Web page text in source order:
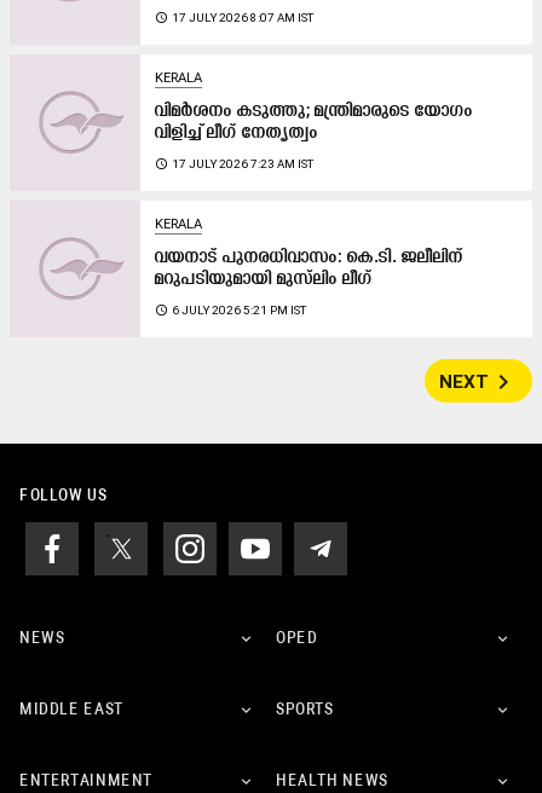
access_time 17 JULY 2026 8:07 AM IST
KERALA
വിമർശനം കടുത്തു; മന്ത്രിമാരുടെ യോഗം
വിളിച്ച് ലീഗ് നേതൃത്വം
access_time 17 JULY 2026 7:23 AM IST
KERALA
വയനാട് പുനരധിവാസം: കെ.ടി. ജലീലിന്
മറുപടിയുമായി മുസ്‍ലിം ലീഗ്
access_time 6 JULY 2026 5:21 PM IST
NEXT navigate_next
FOLLOW US
NEWS OPED
MIDDLE EAST SPORTS
ENTERTAINMENT HEALTH NEWS